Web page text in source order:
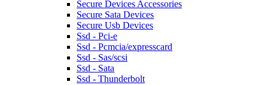
Secure Devices Accessories
Secure Sata Devices
Secure Usb Devices
Ssd - Pci-e
Ssd - Pcmcia/expresscard
Ssd - Sas/scsi
Ssd - Sata
Ssd - Thunderbolt